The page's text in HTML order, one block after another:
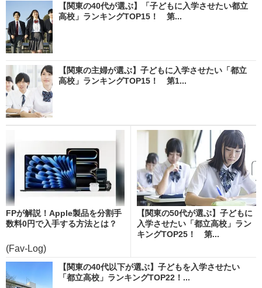
【関東の40代が選ぶ】「子どもに入学させたい都立
高校」ランキングTOP15！ 第...
【関東の主婦が選ぶ】子どもに入学させたい「都立
高校」ランキングTOP15！ 第1...
FPが解説！Apple製品を分割手
数料0円で入手する方法とは？
(Fav-Log)
【関東の50代が選ぶ】子どもに
入学させたい「都立高校」ラン
キングTOP25！ 第...
【関東の40代以下が選ぶ】子どもを入学させたい
「都立高校」ランキングTOP22！...